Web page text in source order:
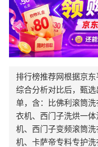
排行榜推荐网根据京东
综合分析对比后，甄
单，含：比佛利滚筒
衣机、西门子洗烘一
机、西门子变频滚筒
机、卡萨帝专料专护